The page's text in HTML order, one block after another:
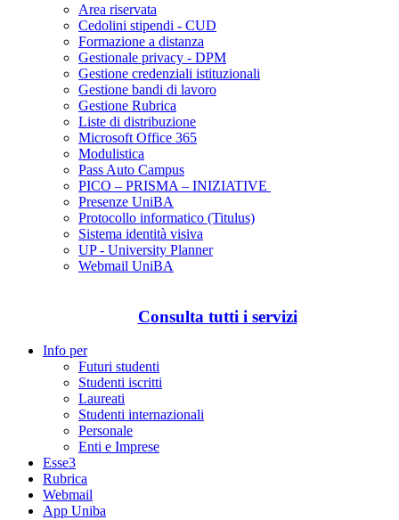
Area riservata
Cedolini stipendi - CUD
Formazione a distanza
Gestionale privacy - DPM
Gestione credenziali istituzionali
Gestione bandi di lavoro
Gestione Rubrica
Liste di distribuzione
Microsoft Office 365
Modulistica
Pass Auto Campus
PICO – PRISMA – INIZIATIVE
Presenze UniBA
Protocollo informatico (Titulus)
Sistema identità visiva
UP - University Planner
Webmail UniBA
Consulta tutti i servizi
Info per
Futuri studenti
Studenti iscritti
Laureati
Studenti internazionali
Personale
Enti e Imprese
Esse3
Rubrica
Webmail
App Uniba